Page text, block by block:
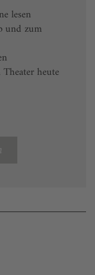
lesen
und zum
heute